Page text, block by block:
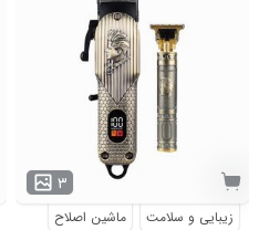
۳
زیبایی و سلامت ماشین اصلاح